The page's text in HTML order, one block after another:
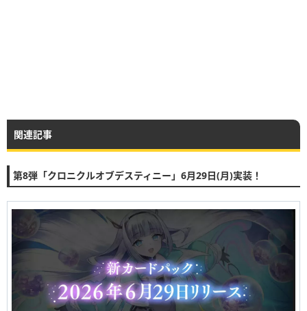
関連記事
第8弾「クロニクルオブデスティニー」6月29日(月)実装！